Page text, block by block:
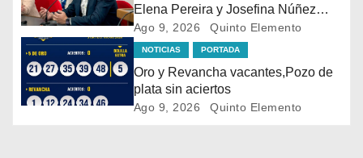
Elena Pereira y Josefina Núñez
designadas en el área del Gobierno
Departamental(nueva mirada para
abordar la discapacidad)
Ago 9, 2026 Quinto Elemento
NOTICIAS PORTADA
Oro y Revancha vacantes,Pozo de
plata sin aciertos
Ago 9, 2026 Quinto Elemento